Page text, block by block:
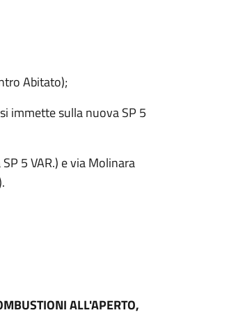
Abitato);
immette sulla nuova SP 5
5 VAR.) e via Molinara
ALL'APERTO,